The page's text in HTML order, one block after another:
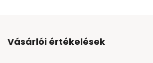
Vásárlói értékelések